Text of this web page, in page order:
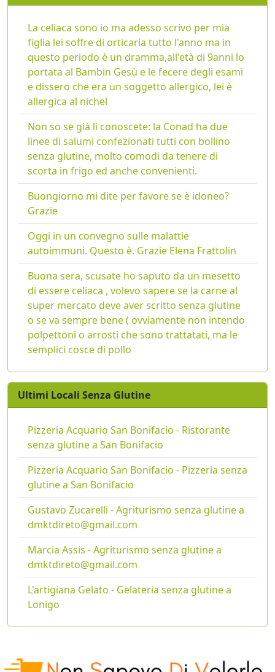
La celiaca sono io ma adesso scrivo per mia
figlia lei soffre di orticaria tutto l'anno ma in
questo periodo è un dramma,all'età di 9anni lo
portata al Bambin Gesù e le fecere degli esami
e dissero che era un soggetto allergico, lei è
allergica al nichel
Non so se già li conoscete: la Conad ha due
linee di salumi confezionati tutti con bollino
senza glutine, molto comodi da tenere di
scorta in frigo ed anche convenienti.
Buongiorno mi dite per favore se è idoneo?
Grazie
Oggi in un convegno sulle malattie
autoimmuni. Questo è. Grazie Elena Frattolin
Buona sera, scusate ho saputo da un mesetto
di essere celiaca , volevo sapere se la carne al
super mercato deve aver scritto senza glutine
o se va sempre bene ( ovviamente non intendo
polpettoni o arrosti che sono trattatati, ma le
semplici cosce di pollo
Ultimi Locali Senza Glutine
Pizzeria Acquario San Bonifacio - Ristorante
senza glutine a San Bonifacio
Pizzeria Acquario San Bonifacio - Pizzeria senza
glutine a San Bonifacio
Gustavo Zucarelli - Agriturismo senza glutine a
dmktdireto@gmail.com
Marcia Assis - Agriturismo senza glutine a
dmktdireto@gmail.com
L'artigiana Gelato - Gelateria senza glutine a
Lonigo